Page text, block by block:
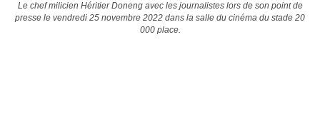
Le chef milicien Héritier Doneng avec les journalistes lors de son point de
presse le vendredi 25 novembre 2022 dans la salle du cinéma du stade 20
000 place.